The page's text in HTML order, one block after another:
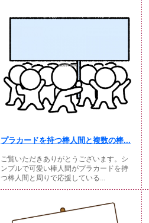
プラカードを持つ棒人間と複数の棒...
ご覧いただきありがとうございます。シ
ンプルで可愛い棒人間がプラカードを持
つ棒人間と周りで応援している...